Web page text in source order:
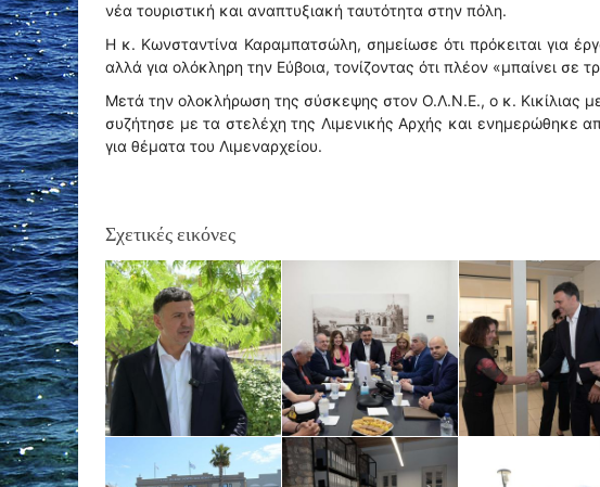
νέα τουριστική και αναπτυξιακή ταυτότητα στην πόλη.
Η κ. Κωνσταντίνα Καραμπατσώλη, σημείωσε ότι πρόκειται για
αλλά για ολόκληρη την Εύβοια, τονίζοντας ότι πλέον «μπαίνει σε
Μετά την ολοκλήρωση της σύσκεψης στον Ο.Λ.Ν.Ε., ο κ. Κικίλιας
συζήτησε με τα στελέχη της Λιμενικής Αρχής και ενημερώθηκε
για θέματα του Λιμεναρχείου.
Σχετικές εικόνες